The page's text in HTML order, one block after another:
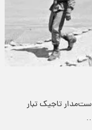
( ۱۳۱۹ در فیض‌آباد – ۱۳۹۰ ) سیاست‌مدار تاجیک تبار